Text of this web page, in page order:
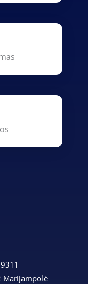
Marijampolė